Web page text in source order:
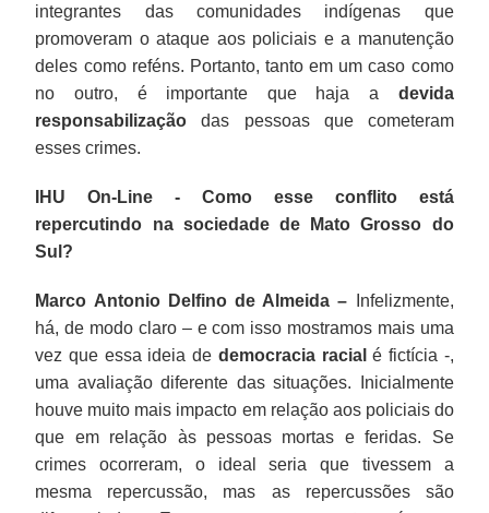
integrantes das comunidades indígenas que
promoveram o ataque aos policiais e a manutenção
deles como reféns. Portanto, tanto em um caso como
no outro, é importante que haja a devida
responsabilização das pessoas que cometeram
esses crimes.
IHU On-Line - Como esse conflito está
repercutindo na sociedade de Mato Grosso do
Sul?
Marco Antonio Delfino de Almeida – Infelizmente,
há, de modo claro – e com isso mostramos mais uma
vez que essa ideia de democracia racial é fictícia -,
uma avaliação diferente das situações. Inicialmente
houve muito mais impacto em relação aos policiais do
que em relação às pessoas mortas e feridas. Se
crimes ocorreram, o ideal seria que tivessem a
mesma repercussão, mas as repercussões são